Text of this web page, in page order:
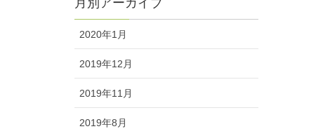
2020年1月
2019年12月
2019年11月
2019年8月